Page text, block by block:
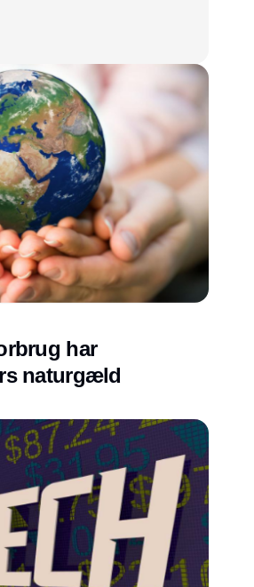
har
naturgæld